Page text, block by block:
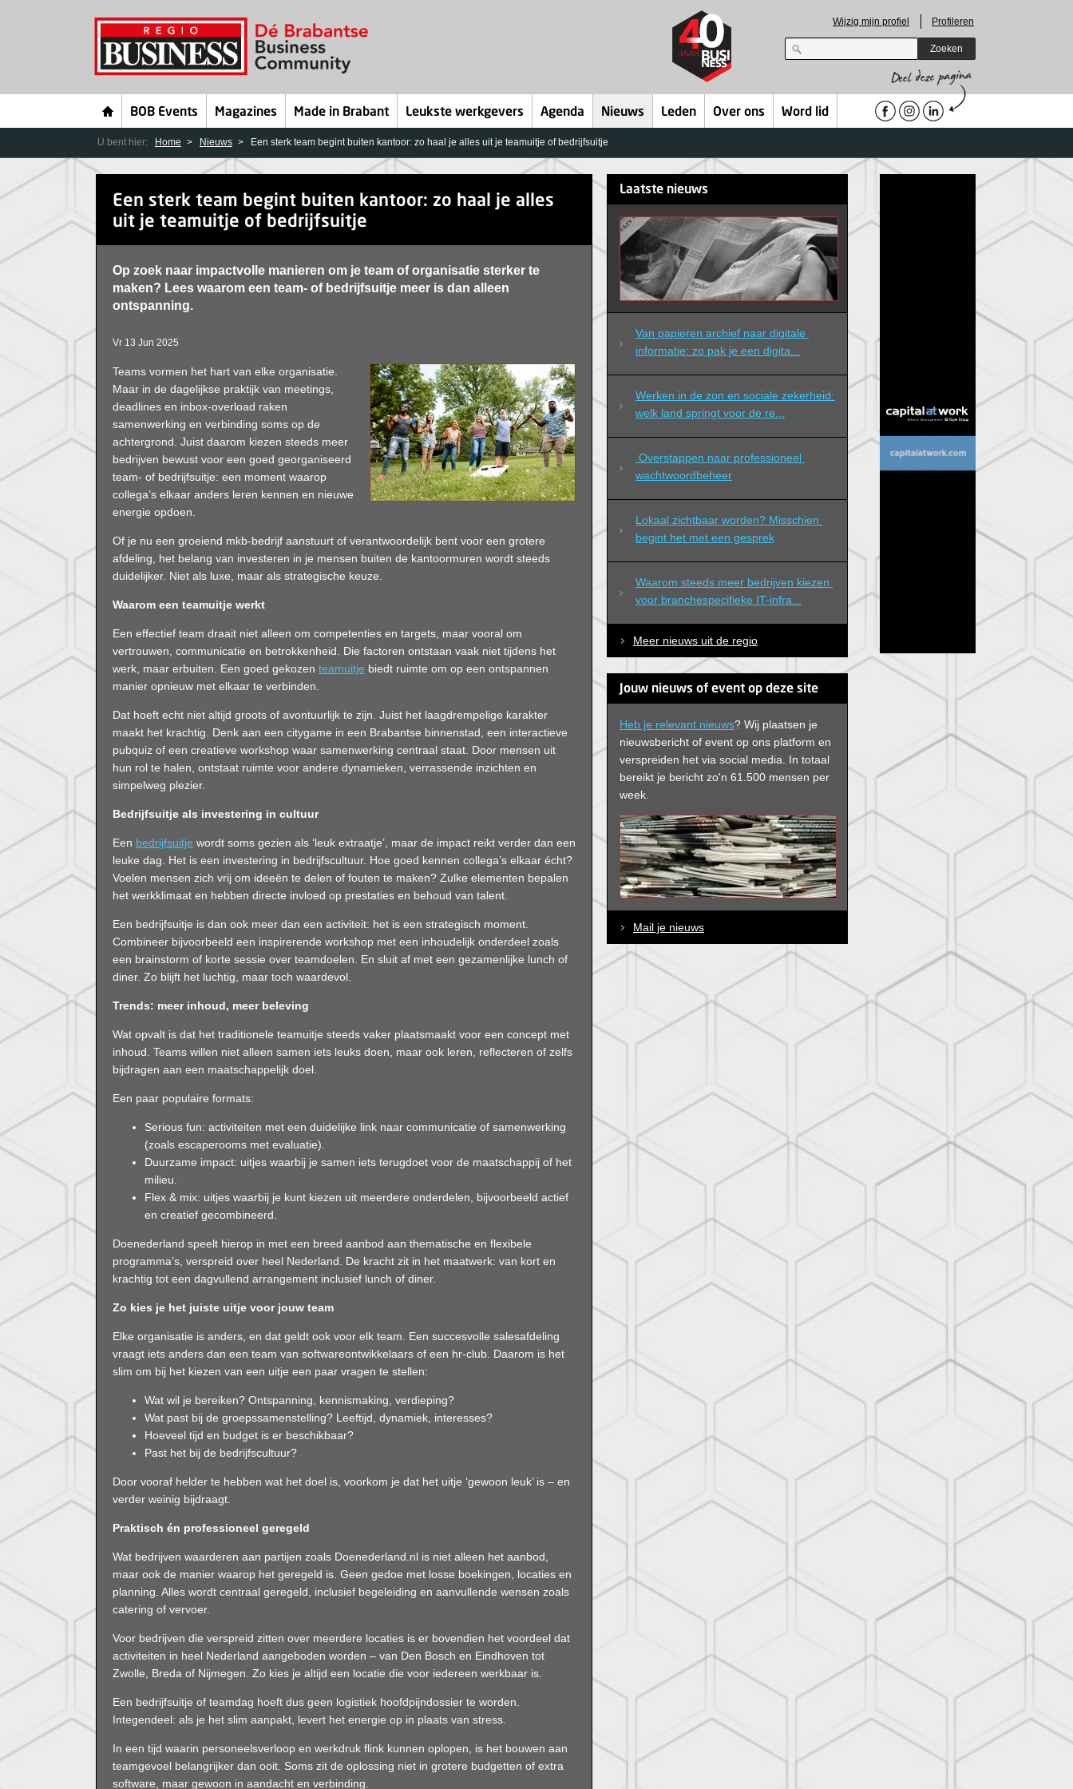
Wijzig mijn profiel Profileren
Zoeken
BOB Events Magazines Made in Brabant Leukste werkgevers Agenda Nieuws Leden Over ons Word lid
U bent hier: Home Nieuws Een sterk team begint buiten kantoor: zo haal je alles uit je teamuitje of bedrijfsuitje
Een sterk team begint buiten kantoor: zo haal je alles
uit je teamuitje of bedrijfsuitje
Op zoek naar impactvolle manieren om je team of organisatie sterker te
maken? Lees waarom een team- of bedrijfsuitje meer is dan alleen
ontspanning.
Vr 13 Jun 2025
Teams vormen het hart van elke organisatie.
Maar in de dagelijkse praktijk van meetings,
deadlines en inbox-overload raken
samenwerking en verbinding soms op de
achtergrond. Juist daarom kiezen steeds meer
bedrijven bewust voor een goed georganiseerd
team- of bedrijfsuitje: een moment waarop
collega’s elkaar anders leren kennen en nieuwe
energie opdoen.
Of je nu een groeiend mkb-bedrijf aanstuurt of verantwoordelijk bent voor een grotere
afdeling, het belang van investeren in je mensen buiten de kantoormuren wordt steeds
duidelijker. Niet als luxe, maar als strategische keuze.
Waarom een teamuitje werkt
Een effectief team draait niet alleen om competenties en targets, maar vooral om
vertrouwen, communicatie en betrokkenheid. Die factoren ontstaan vaak niet tijdens het
werk, maar erbuiten. Een goed gekozen teamuitje biedt ruimte om op een ontspannen
manier opnieuw met elkaar te verbinden.
Dat hoeft echt niet altijd groots of avontuurlijk te zijn. Juist het laagdrempelige karakter
maakt het krachtig. Denk aan een citygame in een Brabantse binnenstad, een interactieve
pubquiz of een creatieve workshop waar samenwerking centraal staat. Door mensen uit
hun rol te halen, ontstaat ruimte voor andere dynamieken, verrassende inzichten en
simpelweg plezier.
Bedrijfsuitje als investering in cultuur
Een bedrijfsuitje wordt soms gezien als ‘leuk extraatje’, maar de impact reikt verder dan een
leuke dag. Het is een investering in bedrijfscultuur. Hoe goed kennen collega’s elkaar écht?
Voelen mensen zich vrij om ideeën te delen of fouten te maken? Zulke elementen bepalen
het werkklimaat en hebben directe invloed op prestaties en behoud van talent.
Een bedrijfsuitje is dan ook meer dan een activiteit: het is een strategisch moment.
Combineer bijvoorbeeld een inspirerende workshop met een inhoudelijk onderdeel zoals
een brainstorm of korte sessie over teamdoelen. En sluit af met een gezamenlijke lunch of
diner. Zo blijft het luchtig, maar toch waardevol.
Trends: meer inhoud, meer beleving
Wat opvalt is dat het traditionele teamuitje steeds vaker plaatsmaakt voor een concept met
inhoud. Teams willen niet alleen samen iets leuks doen, maar ook leren, reflecteren of zelfs
bijdragen aan een maatschappelijk doel.
Een paar populaire formats:
Serious fun: activiteiten met een duidelijke link naar communicatie of samenwerking
(zoals escaperooms met evaluatie).
Duurzame impact: uitjes waarbij je samen iets terugdoet voor de maatschappij of het
milieu.
Flex & mix: uitjes waarbij je kunt kiezen uit meerdere onderdelen, bijvoorbeeld actief
en creatief gecombineerd.
Doenederland speelt hierop in met een breed aanbod aan thematische en flexibele
programma’s, verspreid over heel Nederland. De kracht zit in het maatwerk: van kort en
krachtig tot een dagvullend arrangement inclusief lunch of diner.
Zo kies je het juiste uitje voor jouw team
Elke organisatie is anders, en dat geldt ook voor elk team. Een succesvolle salesafdeling
vraagt iets anders dan een team van softwareontwikkelaars of een hr-club. Daarom is het
slim om bij het kiezen van een uitje een paar vragen te stellen:
Wat wil je bereiken? Ontspanning, kennismaking, verdieping?
Wat past bij de groepssamenstelling? Leeftijd, dynamiek, interesses?
Hoeveel tijd en budget is er beschikbaar?
Past het bij de bedrijfscultuur?
Door vooraf helder te hebben wat het doel is, voorkom je dat het uitje ‘gewoon leuk’ is – en
verder weinig bijdraagt.
Praktisch én professioneel geregeld
Wat bedrijven waarderen aan partijen zoals Doenederland.nl is niet alleen het aanbod,
maar ook de manier waarop het geregeld is. Geen gedoe met losse boekingen, locaties en
planning. Alles wordt centraal geregeld, inclusief begeleiding en aanvullende wensen zoals
catering of vervoer.
Voor bedrijven die verspreid zitten over meerdere locaties is er bovendien het voordeel dat
activiteiten in heel Nederland aangeboden worden – van Den Bosch en Eindhoven tot
Zwolle, Breda of Nijmegen. Zo kies je altijd een locatie die voor iedereen werkbaar is.
Een bedrijfsuitje of teamdag hoeft dus geen logistiek hoofdpijndossier te worden.
Integendeel: als je het slim aanpakt, levert het energie op in plaats van stress.
In een tijd waarin personeelsverloop en werkdruk flink kunnen oplopen, is het bouwen aan
teamgevoel belangrijker dan ooit. Soms zit de oplossing niet in grotere budgetten of extra
software, maar gewoon in aandacht en verbinding.
Laatste nieuws
Van papieren archief naar digitale
informatie: zo pak je een digita...
Werken in de zon en sociale zekerheid:
welk land springt voor de re...
wachtwoordbeheer
Lokaal zichtbaar worden? Misschien
begint het met een gesprek
Waarom steeds meer bedrijven kiezen
voor branchespecifieke IT-infra...
Meer nieuws uit de regio
Jouw nieuws of event op deze site
Heb je relevant nieuws? Wij plaatsen je
nieuwsbericht of event op ons platform en
verspreiden het via social media. In totaal
bereikt je bericht zo'n 61.500 mensen per
week.
Mail je nieuws